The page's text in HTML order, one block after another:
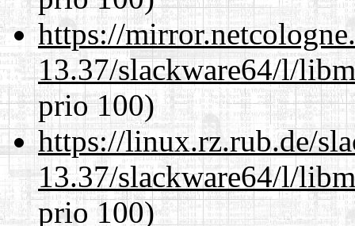
https://
13.37/slackware64/l/
prio 100)
https://linux.rz.rub.de/
13.37/slackware64/l/
prio 100)